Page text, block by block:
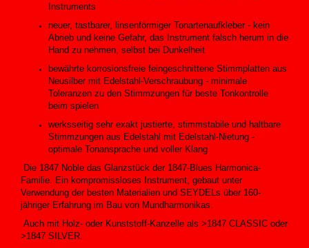
Instruments
neuer, tastbarer, linsenförmiger Tonartenaufkleber - kein
Abrieb und keine Gefahr, das Instrument falsch herum in die
Hand zu nehmen, selbst bei Dunkelheit
bewährte korrosionsfreie feingeschnittene Stimmplatten aus
Neusilber mit Edelstahl-Verschraubung - minimale
Toleranzen zu den Stimmzungen für beste Tonkontrolle
beim spielen
werksseitig sehr exakt justierte, stimmstabile und haltbare
Stimmzungen aus Edelstahl mit Edelstahl-Nietung -
optimale Tonansprache und voller Klang
Die 1847 Noble das Glanzstück der 1847-Blues Harmonica-
Familie. Ein kompromissloses Instrument, gebaut unter
Verwendung der besten Materialien und SEYDELs über 160-
jähriger Erfahrung im Bau von Mundharmonikas.
Auch mit Holz- oder Kunststoff-Kanzelle als >1847 CLASSIC oder
>1847 SILVER.